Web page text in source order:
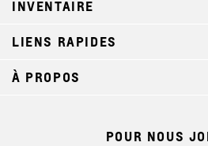
POUR NOUS
INVENTAIRE
LIENS RAPIDES
À PROPOS